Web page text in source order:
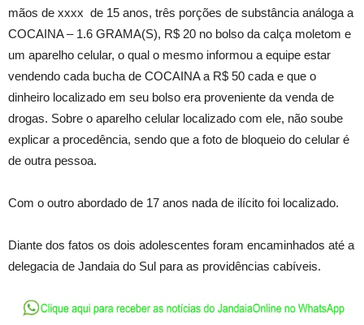
mãos de xxxx de 15 anos, três porções de substância análoga a
COCAINA – 1.6 GRAMA(S), R$ 20 no bolso da calça moletom e
um aparelho celular, o qual o mesmo informou a equipe estar
vendendo cada bucha de COCAINA a R$ 50 cada e que o
dinheiro localizado em seu bolso era proveniente da venda de
drogas. Sobre o aparelho celular localizado com ele, não soube
explicar a procedência, sendo que a foto de bloqueio do celular é
de outra pessoa.
Com o outro abordado de 17 anos nada de ilícito foi localizado.
Diante dos fatos os dois adolescentes foram encaminhados até a
delegacia de Jandaia do Sul para as providências cabíveis.